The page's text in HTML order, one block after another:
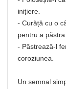
inițiere.
- Curăță cu o
pentru a
- Păstrează-l
coroziunea.
Un semnal